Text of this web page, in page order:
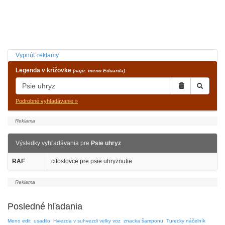
Vypnúť reklamy
Legenda v krížovke (napr. meno Eduarda)
Podrobné vyhľadávanie »
Výsledky vyhľadávania pre Psie uhryz
RAF citoslovce pre psie uhryznutie
Posledné hľadania
Meno edit usadilo Hviezda v suhvezdi velky voz znacka šamponu Turecky náčelník